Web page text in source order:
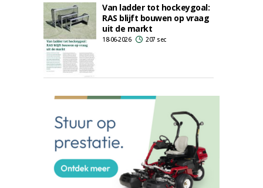
Van ladder tot hockeygoal:
RAS blijft bouwen op vraag
uit de markt
18-06-2026 207 sec